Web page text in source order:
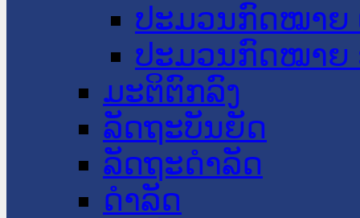
ປະມວນກົດໝາຍ
ປະມວນກົດໝາຍ
ມະຕິຕົກລົງ
ລັດຖະບັນຍັດ
ລັດຖະດໍາລັດ
ດໍາລັດ